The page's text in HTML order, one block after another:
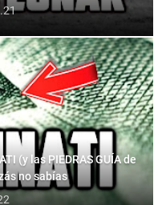
(y las PIEDRAS GUÍA de
no sabías